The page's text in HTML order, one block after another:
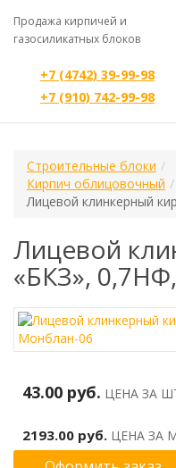
Продажа кирпичей и
газосиликатных блоков
+7 (4742) 39-99-98
+7 (910) 742-99-98
Строительные блоки
Кирпич облицовочный
Лицевой клинкерный
Лицевой
«БКЗ»,
43.00 руб. ЦЕНА ЗА
2193.00 руб. ЦЕНА ЗА